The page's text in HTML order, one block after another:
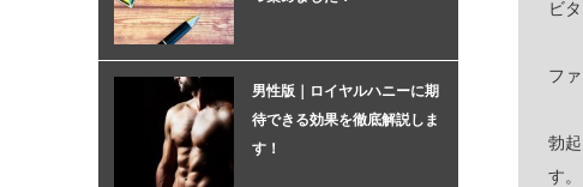
ビ
フ
勃
す。
男性版｜ロイヤルハニーに期
待できる効果を徹底解説しま
す！